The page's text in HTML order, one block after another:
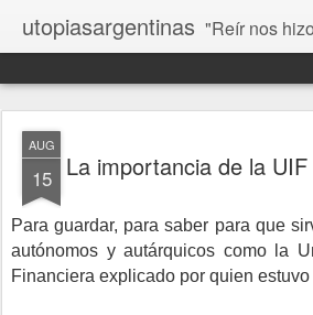
utopiasargentinas "Reír nos hizo invencibles. No como los que siempre
AUG
15 La importancia de la
Para guardar, para saber para que
autónomos y autárquicos como la
Financiera explicado por quien estuvo